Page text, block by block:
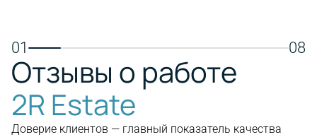
01 08
Отзывы о работе
2R Estate
Доверие клиентов — главный показатель качества